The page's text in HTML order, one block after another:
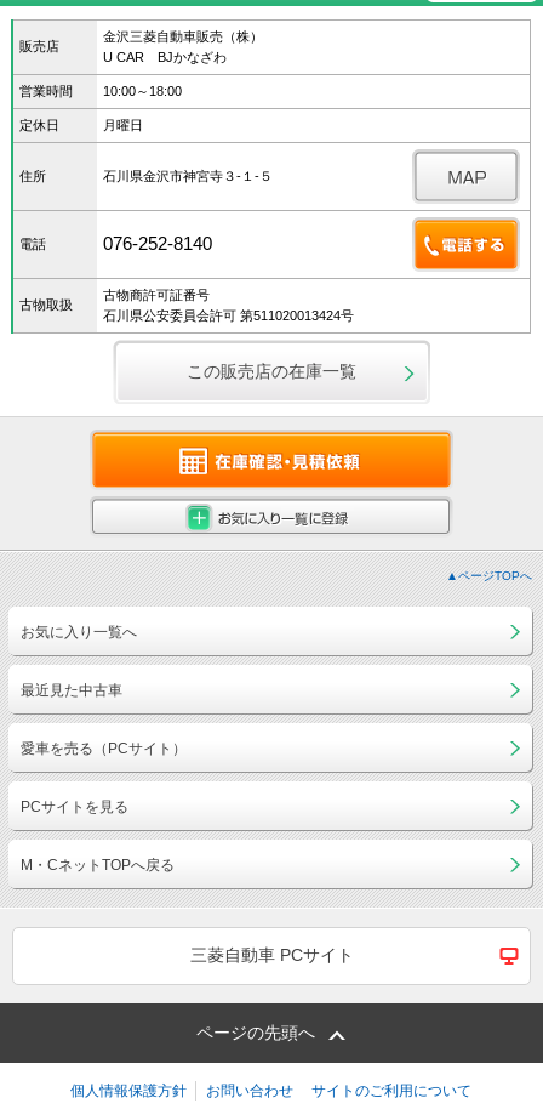
販売店
金沢三菱自動車販売（株）
U CAR BJかなざわ
営業時間 10:00～18:00
定休日 月曜日
住所 石川県金沢市神宮寺３‐１‐５
電話 076-252-8140
古物取扱
古物商許可証番号
石川県公安委員会許可 第511020013424号
この販売店の在庫一覧
▲ページTOPへ
お気に入り一覧へ
最近見た中古車
愛車を売る（PCサイト）
PCサイトを見る
M・CネットTOPへ戻る
三菱自動車 PCサイト
ページの先頭へ
個人情報保護方針 お問い合わせ サイトのご利用について